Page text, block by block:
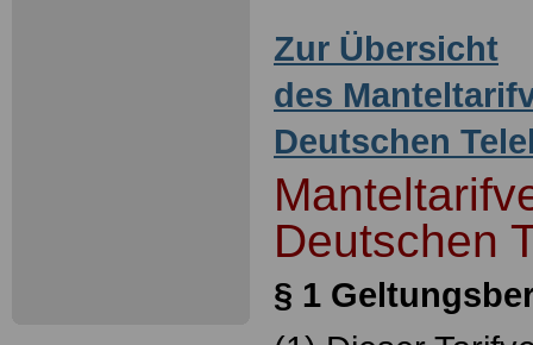
Zur Übersicht
des
Deutschen
Deutschen
§ 1